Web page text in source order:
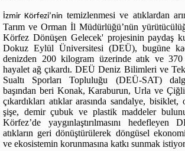
İzmir Körfezi’nin temizlenmesi ve atıklardan
Tarım ve Orman İl Müdürlüğü’nün
Körfez Dönüşen Gelecek' projesinin paydaş
Dokuz Eylül Üniversitesi (DEÜ), bugüne
denizden 200 kilogram üzerinde atık ve 370
hayalet ağ çıkardı. DEÜ Deniz Bilimleri ve
Sualtı Sporları Topluluğu (DEÜ-SAT)
başından beri Konak, Karaburun, Urla ve Çiğli
çıkardıkları atıklar arasında sandalye,
şişe, demir çubuk ve plastik maddeler
Körfez’de yaygınlaştırılmasını hedefleyen
atıkların geri dönüştürülerek döngüsel
ve ekosistemin korunmasına katkı sunmak